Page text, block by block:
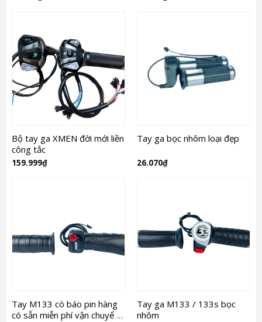
Bộ tay ga XMEN đời mới liền
công tắc
159.999₫
Tay ga bọc nhôm loại đẹp
26.070₫
Tay M133 có báo pin hàng
có sẵn miễn phí vận chuyể …
Tay ga M133 / 133s bọc
nhôm